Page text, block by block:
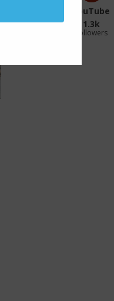
27.1k
YouTube
1.3k
Followers